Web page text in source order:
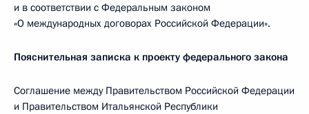
и в соответствии с Федеральным законом
«О международных договорах Российской Федерации».
Пояснительная записка к проекту федерального закона
Соглашение между Правительством Российской Федерации
и Правительством Итальянской Республики